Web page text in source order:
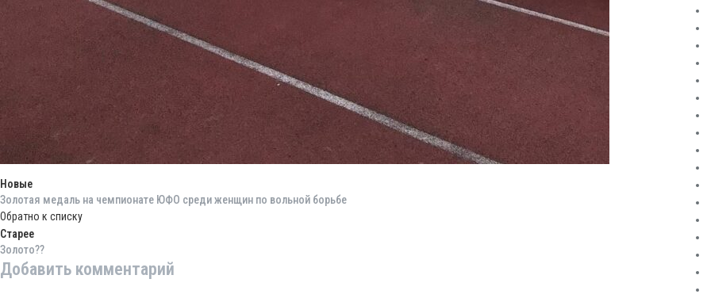
Новые
Золотая медаль на чемпионате ЮФО среди женщин по вольной борьбе
Обратно к списку
Старее
Золото??
Добавить комментарий